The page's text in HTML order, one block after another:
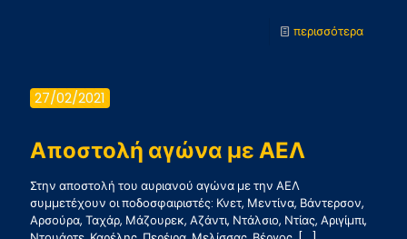
περισσότερα-
27/02/2021
Αποστολή αγώνα με ΑΕΛ
Στην αποστολή του αυριανού αγώνα με την ΑΕΛ
συμμετέχουν οι ποδοσφαιριστές: Κνετ, Μεντίνα, Βάντερσον,
Αρσούρα, Ταχάρ, Μάζουρεκ, Αζάντι, Ντάλσιο, Ντίας, Αριγίμπι,